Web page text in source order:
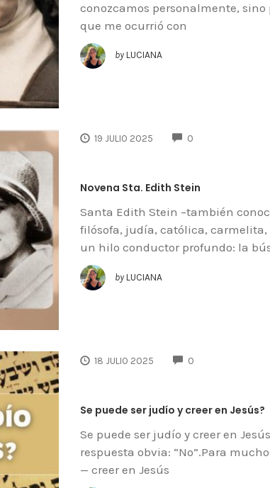
conozcamos personalmente,
que me ocurrió con
by LUCIANA
19 JULIO 2025 0
Novena Sta. Edith Stein
Santa Edith Stein –también
filósofa, judía, católica,
un hilo conductor profundo: la
by LUCIANA
18 JULIO 2025 0
Se puede ser judío y creer en Jesús?
Se puede ser judío y creer en
respuesta obvia: “No”.Para
— creer en Jesús